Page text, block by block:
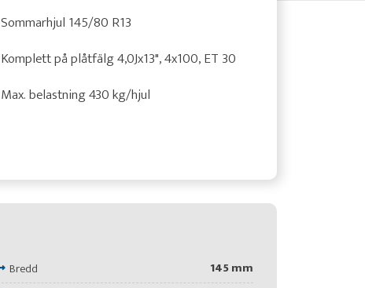
Sommarhjul 145/80 R13
Komplett på plåtfälg 4,0Jx13", 4x100, ET 30
Max. belastning 430 kg/hjul
Bredd
145 mm